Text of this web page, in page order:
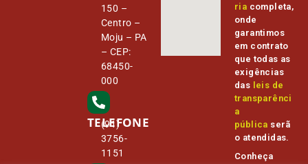
150 –
Centro –
Moju – PA
– CEP:
68450-
000
TELEFONE
(91)
3756-
1151
ria completa,
onde
garantimos
em contrato
que todas as
exigências
das leis de
transparênci
a
pública serã
o atendidas.
Conheça